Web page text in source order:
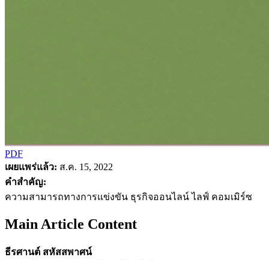
PDF
เผยแพร่แล้ว: ส.ค. 15, 2022
คำสำคัญ:
ความสามารถทางการแข่งขัน ธุรกิจออนไลน์ ไลฟ์ คอมเมิร์ซ
Main Article Content
ธีรศานต์ สหัสสพาศน์